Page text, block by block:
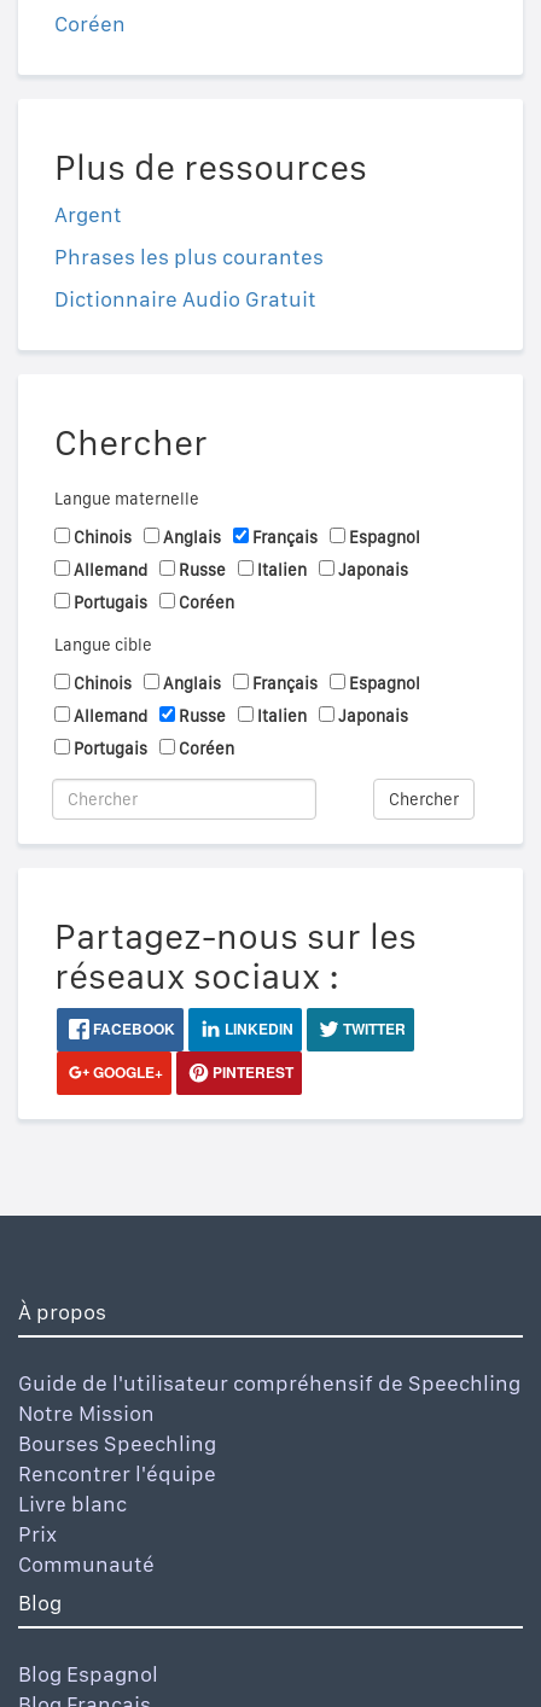
Coréen
Plus de ressources
Argent
Phrases les plus courantes
Dictionnaire Audio Gratuit
Chercher
Langue maternelle
Chinois
Anglais Français
Espagnol
Allemand
Russe Italien
Japonais
Portugais
Coréen
Langue cible
Chinois
Anglais Français
Espagnol
Allemand
Russe Italien
Japonais
Portugais
Coréen
Chercher
Partagez-nous sur les
réseaux sociaux :
FACEBOOK LINKEDIN
TWITTER
GOOGLE+
PINTEREST
À propos
Guide de l'utilisateur compréhensif de Speechling
Notre Mission
Bourses Speechling
Rencontrer l'équipe
Livre blanc
Prix
Communauté
Blog
Blog Espagnol